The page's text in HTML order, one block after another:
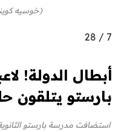
(خوسيه
7
/
28
أبطال الدولة!
بارستو يتلقون